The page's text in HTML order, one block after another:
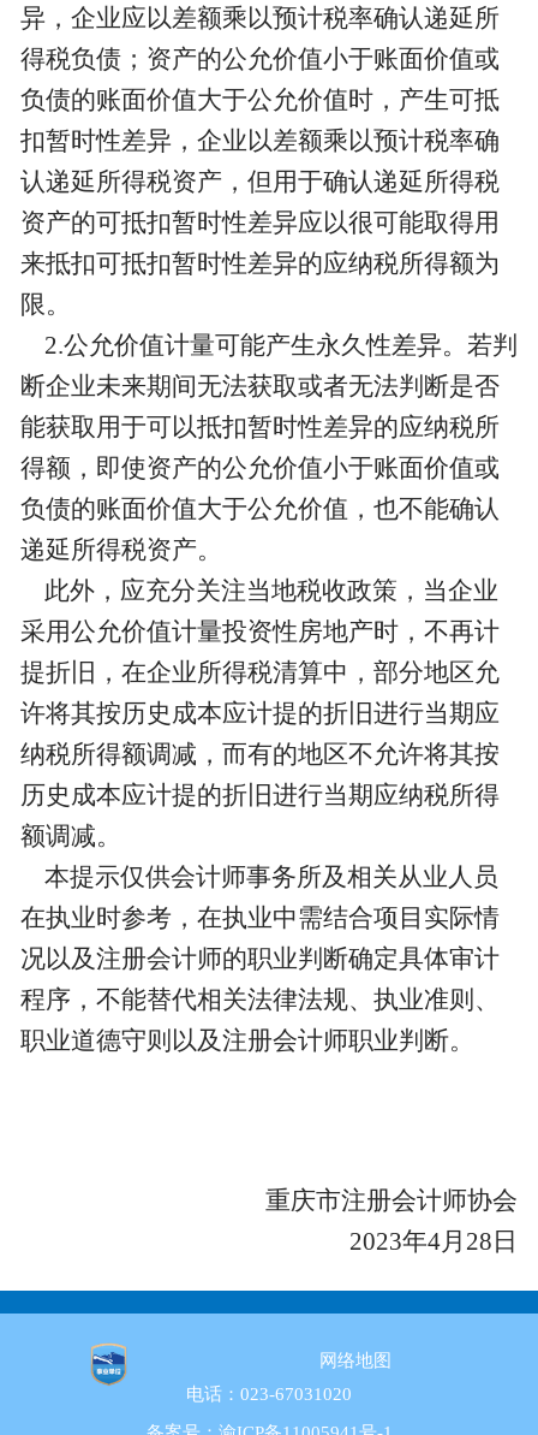
异，企业应以差额乘以预计税率确认递延所
得税负债；资产的公允价值小于账面价值或
负债的账面价值大于公允价值时，产生可抵
扣暂时性差异，企业以差额乘以预计税率确
认递延所得税资产，但用于确认递延所得税
资产的可抵扣暂时性差异应以很可能取得用
来抵扣可抵扣暂时性差异的应纳税所得额为
限。
2.公允价值计量可能产生永久性差异。若判
断企业未来期间无法获取或者无法判断是否
能获取用于可以抵扣暂时性差异的应纳税所
得额，即使资产的公允价值小于账面价值或
负债的账面价值大于公允价值，也不能确认
递延所得税资产。
此外，应充分关注当地税收政策，当企业
采用公允价值计量投资性房地产时，不再计
提折旧，在企业所得税清算中，部分地区允
许将其按历史成本应计提的折旧进行当期应
纳税所得额调减，而有的地区不允许将其按
历史成本应计提的折旧进行当期应纳税所得
额调减。
本提示仅供会计师事务所及相关从业人员
在执业时参考，在执业中需结合项目实际情
况以及注册会计师的职业判断确定具体审计
程序，不能替代相关法律法规、执业准则、
职业道德守则以及注册会计师职业判断。
重庆市注册会计师协会
2023年4月28日
网络地图
电话：023-67031020